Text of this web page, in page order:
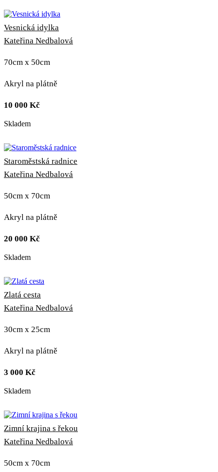
Vesnická idylka
Kateřina Nedbalová
70cm x 50cm
Akryl na plátně
10 000 Kč
Skladem
Staroměstská radnice
Kateřina Nedbalová
50cm x 70cm
Akryl na plátně
20 000 Kč
Skladem
Zlatá cesta
Kateřina Nedbalová
30cm x 25cm
Akryl na plátně
3 000 Kč
Skladem
Zimní krajina s řekou
Kateřina Nedbalová
50cm x 70cm